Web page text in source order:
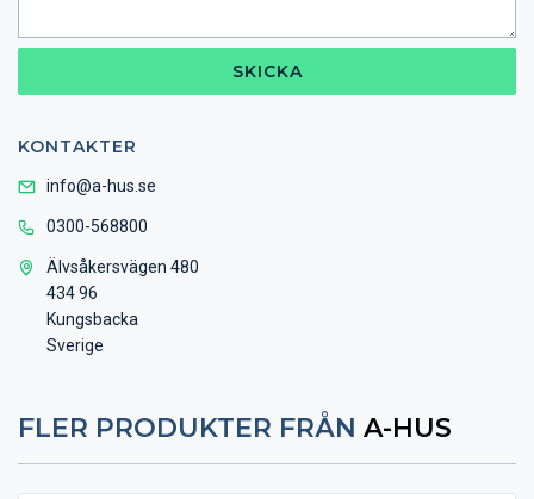
SKICKA
KONTAKTER
info@a-hus.se
0300-568800
Älvsåkersvägen 480
434 96
Kungsbacka
Sverige
FLER PRODUKTER FRÅN A-HUS